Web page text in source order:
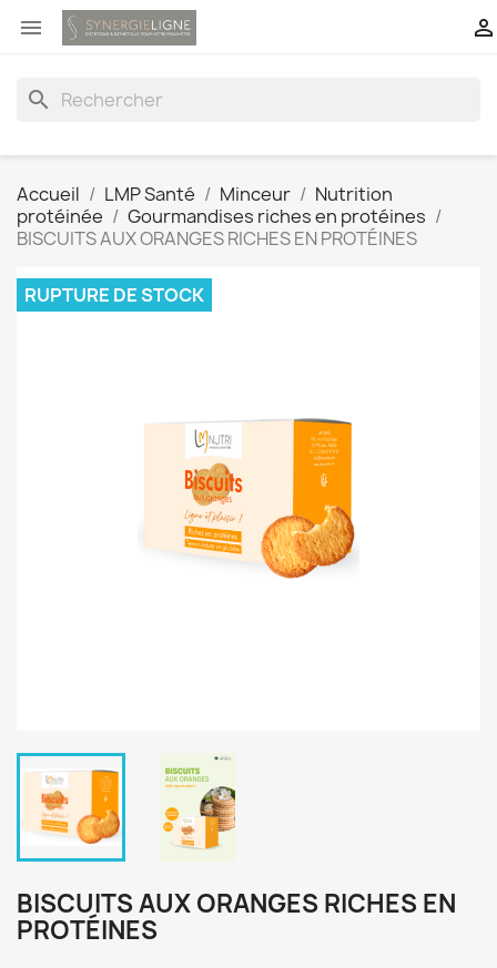
 
search
Accueil LMP Santé Minceur
Nutrition
protéinée
Gourmandises riches en protéines
BISCUITS AUX ORANGES RICHES EN PROTÉINES
RUPTURE DE STOCK
BISCUITS AUX ORANGES RICHES EN
PROTÉINES